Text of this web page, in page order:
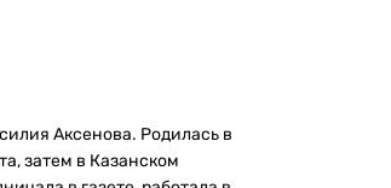
Аксенова. Родилась в
затем в Казанском